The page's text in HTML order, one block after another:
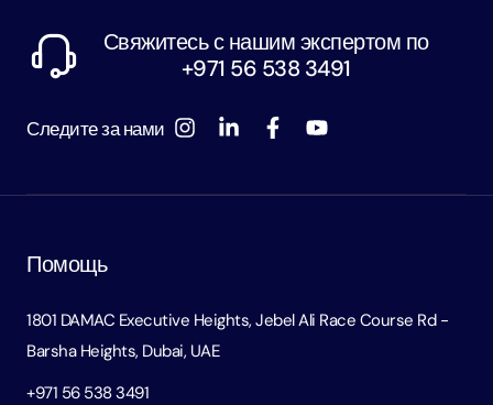
Свяжитесь с нашим экспертом по
+971 56 538 3491
Следите за нами
Помощь
1801 DAMAC Executive Heights, Jebel Ali Race Course Rd -
Barsha Heights, Dubai, UAE
+971 56 538 3491